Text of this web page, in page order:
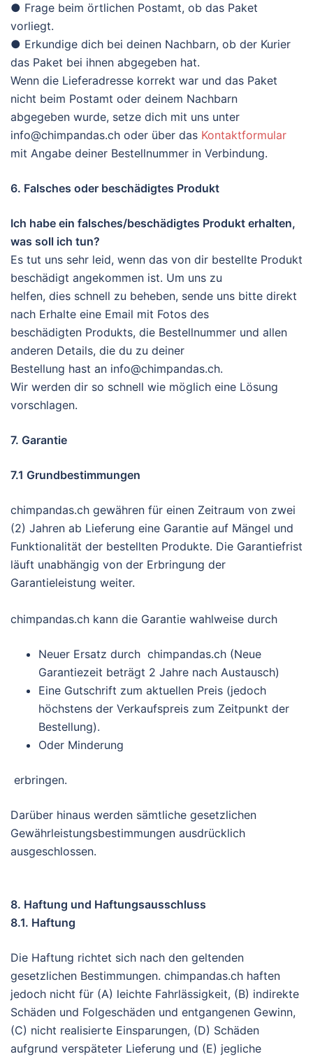
● Frage beim örtlichen Postamt, ob das Paket
vorliegt.
● Erkundige dich bei deinen Nachbarn, ob der Kurier
das Paket bei ihnen abgegeben hat.
Wenn die Lieferadresse korrekt war und das Paket
nicht beim Postamt oder deinem Nachbarn
abgegeben wurde, setze dich mit uns unter
info@chimpandas.ch oder über das Kontaktformular
mit Angabe deiner Bestellnummer in Verbindung.
6. Falsches oder beschädigtes Produkt
Ich habe ein falsches/beschädigtes Produkt erhalten,
was soll ich tun?
Es tut uns sehr leid, wenn das von dir bestellte Produkt
beschädigt angekommen ist. Um uns zu
helfen, dies schnell zu beheben, sende uns bitte direkt
nach Erhalte eine Email mit Fotos des
beschädigten Produkts, die Bestellnummer und allen
anderen Details, die du zu deiner
Bestellung hast an info@chimpandas.ch.
Wir werden dir so schnell wie möglich eine Lösung
vorschlagen.
7. Garantie
7.1 Grundbestimmungen
chimpandas.ch gewähren für einen Zeitraum von zwei
(2) Jahren ab Lieferung eine Garantie auf Mängel und
Funktionalität der bestellten Produkte. Die Garantiefrist
läuft unabhängig von der Erbringung der
Garantieleistung weiter.
chimpandas.ch kann die Garantie wahlweise durch
Neuer Ersatz durch chimpandas.ch (Neue
Garantiezeit beträgt 2 Jahre nach Austausch)
Eine Gutschrift zum aktuellen Preis (jedoch
höchstens der Verkaufspreis zum Zeitpunkt der
Bestellung).
Oder Minderung
erbringen.
Darüber hinaus werden sämtliche gesetzlichen
Gewährleistungsbestimmungen ausdrücklich
ausgeschlossen.
8. Haftung und Haftungsausschluss
8.1. Haftung
Die Haftung richtet sich nach den geltenden
gesetzlichen Bestimmungen. chimpandas.ch haften
jedoch nicht für (A) leichte Fahrlässigkeit, (B) indirekte
Schäden und Folgeschäden und entgangenen Gewinn,
(C) nicht realisierte Einsparungen, (D) Schäden
aufgrund verspäteter Lieferung und (E) jegliche